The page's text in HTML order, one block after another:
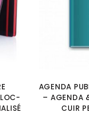
AGENDA
– AGENDA
CUIR